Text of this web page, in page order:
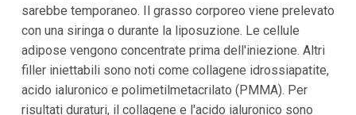
sarebbe temporaneo. Il grasso corporeo viene prelevato
con una siringa o durante la liposuzione. Le cellule
adipose vengono concentrate prima dell'iniezione. Altri
filler iniettabili sono noti come collagene idrossiapatite,
acido ialuronico e polimetilmetacrilato (PMMA). Per
risultati duraturi, il collagene e l'acido ialuronico sono